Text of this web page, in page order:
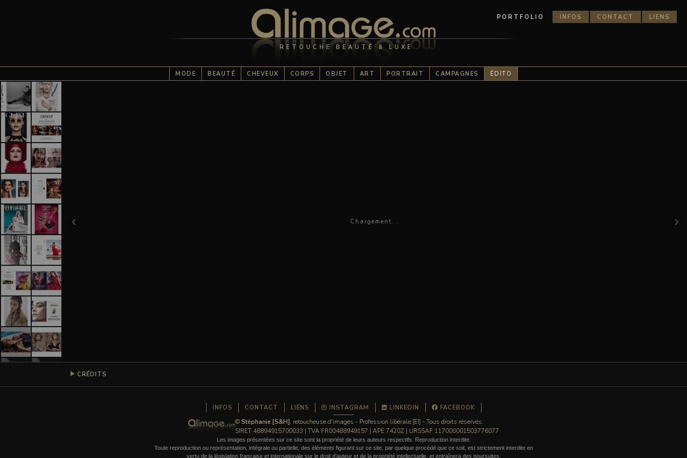
PORTFOLIO INFOS CONTACT LIENS
RETOUCHE BEAUTÉ & LUXE
MODE BEAUTÉ CHEVEUX CORPS OBJET ART PORTRAIT CAMPAGNES ÉDITO
Chargement...
‹ ›
CRÉDITS
INFOS CONTACT LIENS INSTAGRAM LINKEDIN FACEBOOK
©Stéphanie [S&H], retoucheuse d'images - Profession libérale [EI] - Tous droits réservés.
SIRET 48894915700033 | TVA FR00488949157 | APE 7420Z | URSSAF 117000001503776077
Les images présentées sur ce site sont la propriété de leurs auteurs respectifs. Reproduction interdite.
Toute reproduction ou représentation, intégrale ou partielle, des éléments figurant sur ce site, par quelque procédé que ce soit, est strictement interdite en
vertu de la législation française et internationale sur le droit d'auteur et de la propriété intellectuelle, et entraînera des poursuites.